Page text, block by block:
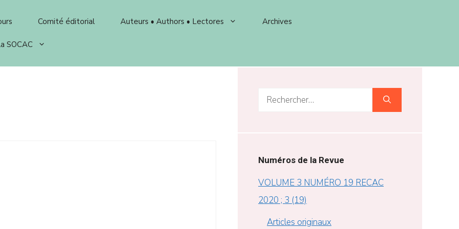
Comité éditorial Auteurs • Authors • Lectores Archives
SOCAC
Rechercher :
Numéros de la Revue
VOLUME 3 NUMÉRO 19 RECAC
2020 ; 3 (19)
Articles originaux